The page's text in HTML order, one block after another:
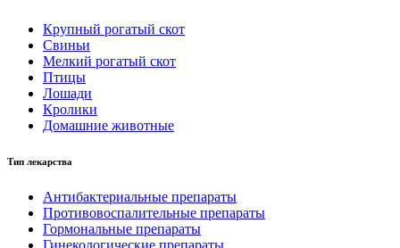
Крупный рогатый скот
Свиньи
Мелкий рогатый скот
Птицы
Лошади
Кролики
Домашние животные
Тип лекарства
Антибактериальные препараты
Противовоспалительные препараты
Гормональные препараты
Гинекологические препараты